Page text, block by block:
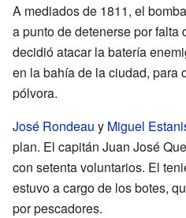
A mediados de 1811, el
a punto de detenerse por falta
decidió atacar la batería
en la bahía de la ciudad, para
pólvora.
José Rondeau y Miguel
plan. El capitán Juan José
con setenta voluntarios. El
estuvo a cargo de los botes,
por pescadores.